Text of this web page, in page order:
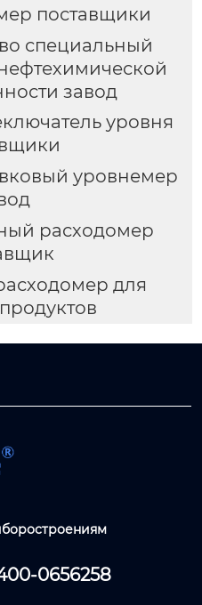
поставщики
специальный
завод
уровня
уровнемер
расходомер
для
0656258